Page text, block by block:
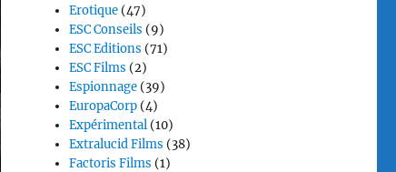
Erotique (47)
ESC Conseils (9)
ESC Editions (71)
ESC Films (2)
Espionnage (39)
EuropaCorp (4)
Expérimental (10)
Extralucid Films (38)
Factoris Films (1)